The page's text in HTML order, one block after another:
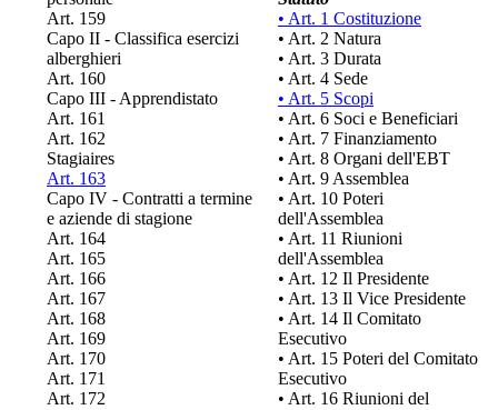
Art. 159
Capo II - Classifica esercizi
alberghieri
Art. 160
Capo III - Apprendistato
Art. 161
Art. 162
Stagiaires
Art. 163
Capo IV - Contratti a termine
e aziende di stagione
Art. 164
Art. 165
Art. 166
Art. 167
Art. 168
Art. 169
Art. 170
Art. 171
Art. 172
• Art. 1 Costituzione
• Art. 2 Natura
• Art. 3 Durata
• Art. 4 Sede
• Art. 5 Scopi
• Art. 6 Soci e Beneficiari
• Art. 7 Finanziamento
• Art. 8 Organi dell'EBT
• Art. 9 Assemblea
• Art. 10 Poteri
dell'Assemblea
• Art. 11 Riunioni
dell'Assemblea
• Art. 12 Il Presidente
• Art. 13 Il Vice Presidente
• Art. 14 Il Comitato
Esecutivo
• Art. 15 Poteri del Comitato
Esecutivo
• Art. 16 Riunioni del